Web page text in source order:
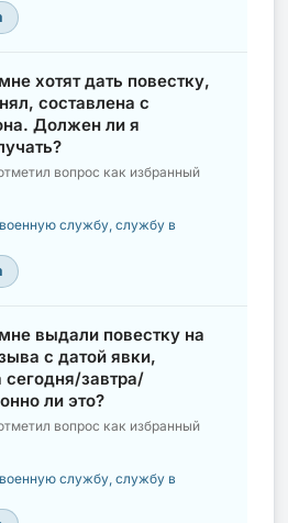
хотят дать повестку,
составлена с
Должен ли я
вопрос как избранный
службу, службу в
выдали повестку на
с датой явки,
завтра/
ли это?
вопрос как избранный
службу, службу в